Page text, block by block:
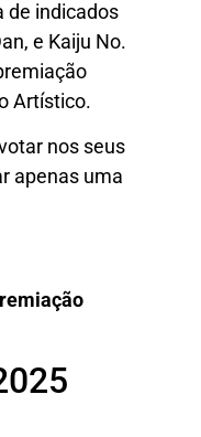
de indicados
e Kaiju No.
Artístico.
nos seus
apenas uma